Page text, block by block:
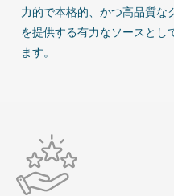
力的で本格的、かつ高品質な
を提供する有力なソースとし
ます。